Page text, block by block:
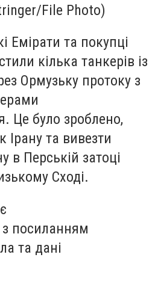
File Photo)
Емірати та покупці
кілька танкерів із
Ормузьку протоку з
Це було зроблено,
Ірану та вивезти
в Перській затоці
Сході.
з посиланням
та дані